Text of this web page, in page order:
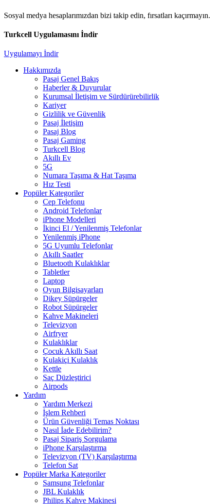
Sosyal medya hesaplarımızdan bizi takip edin, fırsatları kaçırmayın.
Turkcell Uygulamasını İndir
Uygulamayı İndir
Hakkımızda
Pasaj Genel Bakış
Haberler & Duyurular
Kurumsal İletişim ve Sürdürürebilirlik
Kariyer
Gizlilik ve Güvenlik
Pasaj İletişim
Pasaj Blog
Pasaj Gaming
Turkcell Blog
Akıllı Ev
5G
Numara Taşıma & Hat Taşıma
Hız Testi
Popüler Kategoriler
Cep Telefonu
Android Telefonlar
iPhone Modelleri
İkinci El / Yenilenmiş Telefonlar
Yenilenmiş iPhone
5G Uyumlu Telefonlar
Akıllı Saatler
Bluetooth Kulaklıklar
Tabletler
Laptop
Oyun Bilgisayarları
Dikey Süpürgeler
Robot Süpürgeler
Kahve Makineleri
Televizyon
Airfryer
Kulaklıklar
Çocuk Akıllı Saat
Kulakiçi Kulaklık
Kettle
Saç Düzleştirici
Airpods
Yardım
Yardım Merkezi
İşlem Rehberi
Ürün Güvenliği Temas Noktası
Nasıl İade Edebilirim?
Pasaj Sipariş Sorgulama
iPhone Karşılaştırma
Televizyon (TV) Karşılaştırma
Telefon Sat
Popüler Marka Kategoriler
Samsung Telefonlar
JBL Kulaklık
Philips Kahve Makinesi